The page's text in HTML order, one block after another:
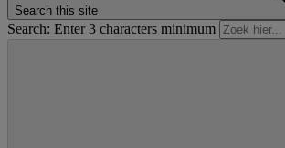
Search this site
Search: Enter 3 characters minimum